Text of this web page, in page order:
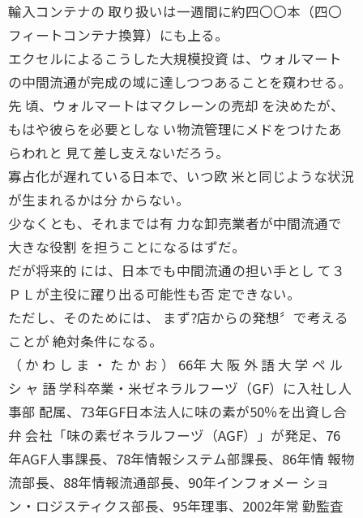
輸入コンテナの 取り扱いは一週間に約四〇〇本（四〇
フィートコンテナ換算）にも上る。
エクセルによるこうした大規模投資 は、ウォルマート
の中間流通が完成の域に達しつつあることを窺わせる。
先 頃、ウォルマートはマクレーンの売却 を決めたが、
もはや彼らを必要としな い物流管理にメドをつけたあ
らわれと 見て差し支えないだろう。
寡占化が遅れている日本で、いつ欧 米と同じような状況
が生まれるかは分 からない。
少なくとも、それまでは有 力な卸売業者が中間流通で
大きな役割 を担うことになるはずだ。
だが将来的 には、日本でも中間流通の担い手とし て３
ＰＬが主役に躍り出る可能性も否 定できない。
ただし、そのためには、 まず?店からの発想〞で考える
ことが 絶対条件になる。
（ か わ し ま ・ た か お ） 66年 大 阪 外 語 大 学 ペ ル
シ ャ 語 学科卒業・米ゼネラルフーヅ（GF）に入社し人
事部 配属、73年GF日本法人に味の素が50％を出資し合
弁 会社「味の素ゼネラルフーヅ（AGF）」が発足、76
年AGF人事課長、78年情報システム部課長、86年情 報物
流部長、88年情報流通部長、90年インフォメー ショ
ン・ロジスティクス部長、95年理事、2002年常 勤監査